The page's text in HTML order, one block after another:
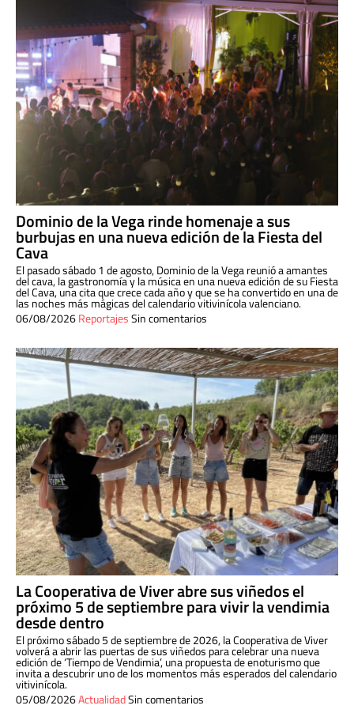
Dominio de la Vega rinde homenaje a sus
burbujas en una nueva edición de la Fiesta del
Cava
El pasado sábado 1 de agosto, Dominio de la Vega reunió a amantes
del cava, la gastronomía y la música en una nueva edición de su Fiesta
del Cava, una cita que crece cada año y que se ha convertido en una de
las noches más mágicas del calendario vitivinícola valenciano.
06/08/2026ReportajesSin comentarios
La Cooperativa de Viver abre sus viñedos el
próximo 5 de septiembre para vivir la vendimia
desde dentro
El próximo sábado 5 de septiembre de 2026, la Cooperativa de Viver
volverá a abrir las puertas de sus viñedos para celebrar una nueva
edición de ‘Tiempo de Vendimia’, una propuesta de enoturismo que
invita a descubrir uno de los momentos más esperados del calendario
vitivinícola.
05/08/2026ActualidadSin comentarios